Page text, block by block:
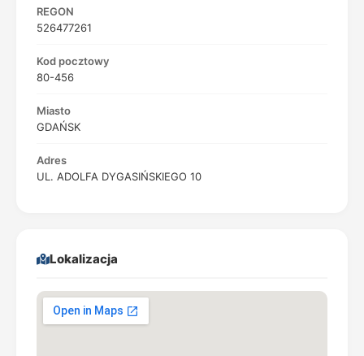
REGON
526477261
Kod pocztowy
80-456
Miasto
GDAŃSK
Adres
UL. ADOLFA DYGASIŃSKIEGO 10
Lokalizacja